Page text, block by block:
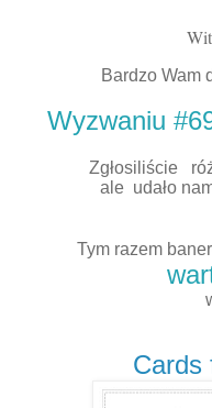
Bardzo Wam
Wyzwaniu
Zgłosiliście
ale udało
Tym razem
Cards